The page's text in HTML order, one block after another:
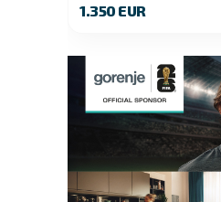
1.350 EUR